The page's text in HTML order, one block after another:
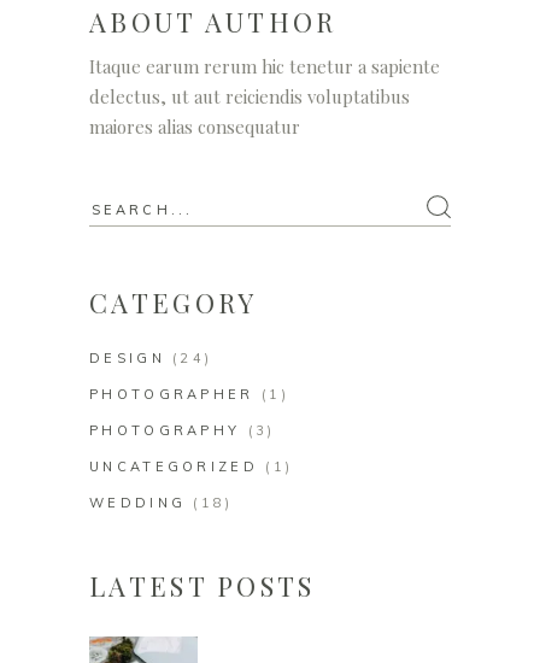
ABOUT AUTHOR
Itaque earum rerum hic tenetur a sapiente
delectus, ut aut reiciendis voluptatibus
maiores alias consequatur
CATEGORY
DESIGN (24)
PHOTOGRAPHER (1)
PHOTOGRAPHY (3)
UNCATEGORIZED (1)
WEDDING (18)
LATEST POSTS